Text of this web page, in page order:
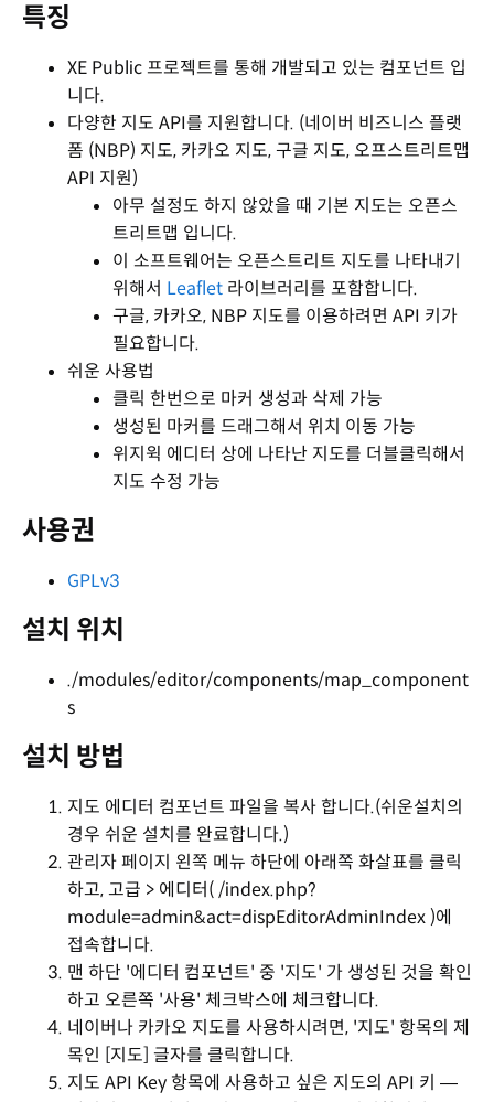
특징
XE Public 프로젝트를 통해 개발되고 있는 컴포넌트 입
니다.
다양한 지도 API를 지원합니다. (네이버 비즈니스 플랫
폼 (NBP) 지도, 카카오 지도, 구글 지도, 오프스트리트맵
API 지원)
아무 설정도 하지 않았을 때 기본 지도는 오픈스
트리트맵 입니다.
이 소프트웨어는 오픈스트리트 지도를 나타내기
위해서 Leaflet 라이브러리를 포함합니다.
구글, 카카오, NBP 지도를 이용하려면 API 키가
필요합니다.
쉬운 사용법
클릭 한번으로 마커 생성과 삭제 가능
생성된 마커를 드래그해서 위치 이동 가능
위지윅 에디터 상에 나타난 지도를 더블클릭해서
지도 수정 가능
사용권
GPLv3
설치 위치
./modules/editor/components/map_component
s
설치 방법
지도 에디터 컴포넌트 파일을 복사 합니다.(쉬운설치의
경우 쉬운 설치를 완료합니다.)
관리자 페이지 왼쪽 메뉴 하단에 아래쪽 화살표를 클릭
하고, 고급 > 에디터( /index.php?
module=admin&act=dispEditorAdminIndex )에
접속합니다.
맨 하단 '에디터 컴포넌트' 중 '지도' 가 생성된 것을 확인
하고 오른쪽 '사용' 체크박스에 체크합니다.
네이버나 카카오 지도를 사용하시려면, '지도' 항목의 제
목인 [지도] 글자를 클릭합니다.
지도 API Key 항목에 사용하고 싶은 지도의 API 키 ―